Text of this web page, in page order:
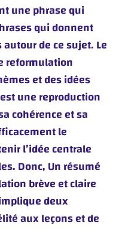
une phrase qui
qui donnent
de ce sujet. Le
reformulation
et des idées
une reproduction
cohérence et sa
le
l’idée centrale
Donc, Un résumé
brève et claire
deux
aux leçons et de